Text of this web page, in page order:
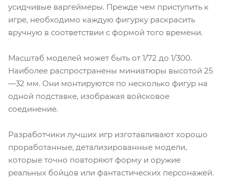
усидчивые варгеймеры. Прежде чем приступить к
игре, необходимо каждую фигурку раскрасить
вручную в соответствии с формой того времени.
Масштаб моделей может быть от 1/72 до 1/300.
Наиболее распространены миниатюры высотой 25
—32 мм. Они монтируются по несколько фигур на
одной подставке, изображая войсковое
соединение.
Разработчики лучших игр изготавливают хорошо
проработанные, детализированные модели,
которые точно повторяют форму и оружие
реальных бойцов или фантастических персонажей.